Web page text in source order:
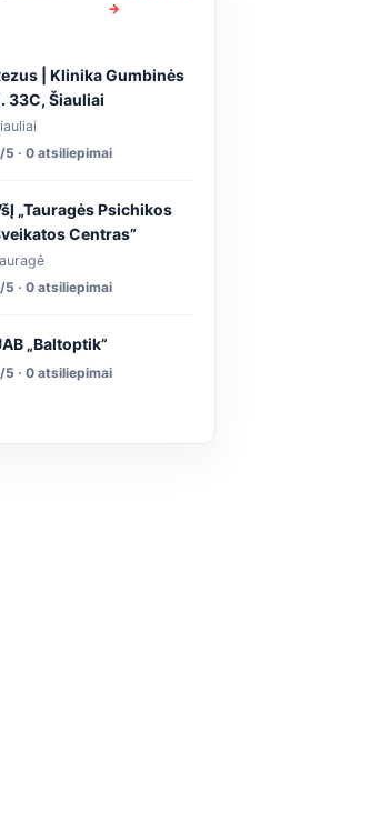
→
| Klinika Gumbinės
33C, Šiauliai
5 · 0 atsiliepimai
„Tauragės Psichikos
Centras”
5 · 0 atsiliepimai
„Baltoptik”
5 · 0 atsiliepimai